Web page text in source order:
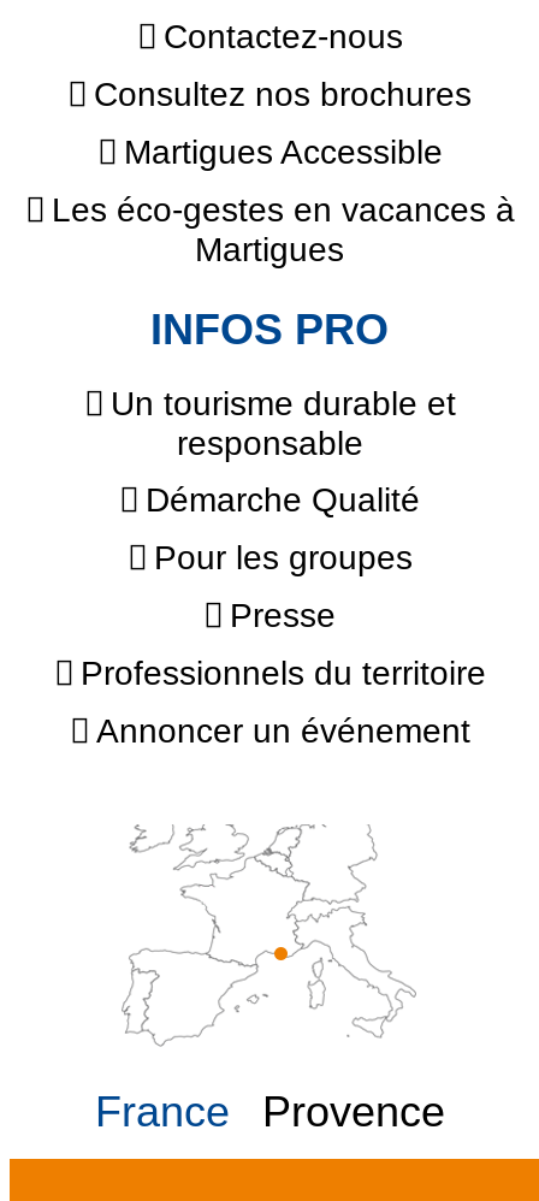
Contactez-nous
Consultez nos brochures
Martigues Accessible
Les éco-gestes en vacances à
Martigues
INFOS PRO
Un tourisme durable et
responsable
Démarche Qualité
Pour les groupes
Presse
Professionnels du territoire
Annoncer un événement
France Provence